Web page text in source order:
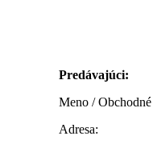
Predávajúci:
Meno /
Adresa: